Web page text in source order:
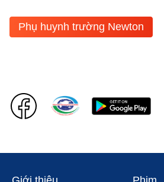
Phụ huynh trường Newton